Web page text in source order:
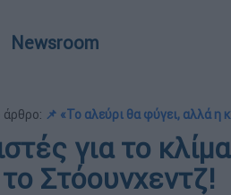
Newsroom
άρθρο: 📌 «Το αλεύρι θα φύγει, αλλά η
για το
Στόουνχεντζ!